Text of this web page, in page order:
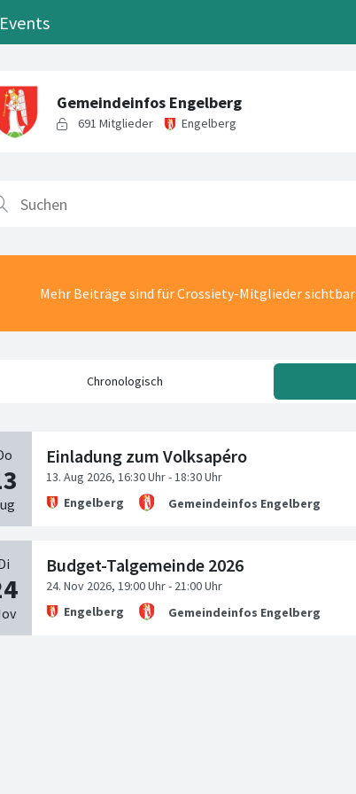
Events
Mehr Beiträge sind für Crossiety-Mitglieder sichtbar
Chronologisch
Einladung zum Volksapéro
Engelberg Gemeindeinfos Engelberg
Budget-Talgemeinde 2026
Engelberg Gemeindeinfos Engelberg